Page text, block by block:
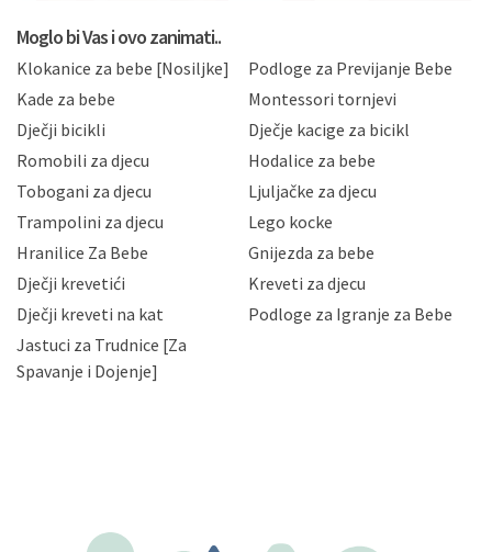
privatnosti i kolačića koju možete pročitati ovdje i
Hrvatske, a uvijek uz primjenu odgovarajućih tehničkih i
sigurnosnih mjera zaštite osobnih podataka od
neovlaštenog pristupa, zlouporabe, otkrivanja,
gubitka ili uništenja. Mae.hr štiti privatnost svojih
korisnika i posjetitelja web stranica, čuva povjerljivost
Vaših osobnih podataka te omogućava pristup i
priopćavanje osobnih podataka samo onim svojim
zaposlenicima kojima su isti potrebni radi provedbe
slučajevima koji su dozvoljeni zakonima. Napominjemo
da možete u svako doba, u potpunosti ili djelomice,
zatražiti prestanak aktivnosti obrade Vaših osobnih
podataka. Opoziv privole možete podnijeti poštom na
gore navedenu adresu ili e-mailom na adresu:
Moglo bi Vas i ovo zanimati..
Klokanice za bebe [Nosiljke]
Podloge za Previjanje Bebe
Kade za bebe
Montessori tornjevi
Dječji bicikli
Dječje kacige za bicikl
Romobili za djecu
Hodalice za bebe
Tobogani za djecu
Ljuljačke za djecu
Trampolini za djecu
Lego kocke
Hranilice Za Bebe
Gnijezda za bebe
Dječji krevetići
Kreveti za djecu
Dječji kreveti na kat
Podloge za Igranje za Bebe
Jastuci za Trudnice [Za
Spavanje i Dojenje]